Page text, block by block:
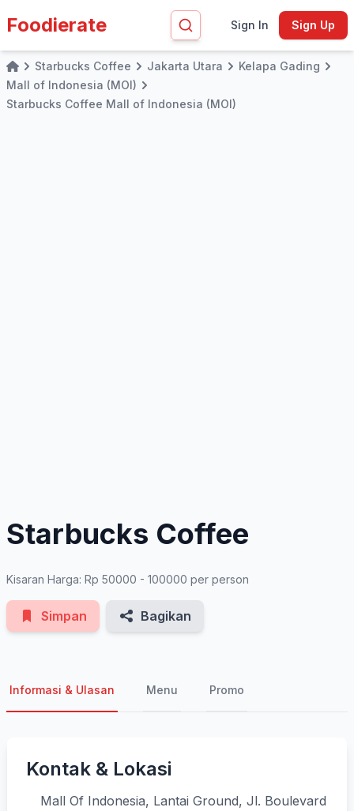
Foodierate Sign In Sign Up
HomeStarbucks Coffee Jakarta Utara
Kelapa Gading
Mall of Indonesia (MOI)
Starbucks Coffee Mall of Indonesia (MOI)
Starbucks Coffee
Kisaran Harga: Rp 50000 - 100000 per person
Simpan Bagikan
Informasi & Ulasan Menu Promo
Kontak & Lokasi
Mall Of Indonesia, Lantai Ground, Jl. Boulevard